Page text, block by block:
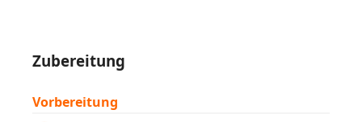
Zubereitung
Vorbereitung